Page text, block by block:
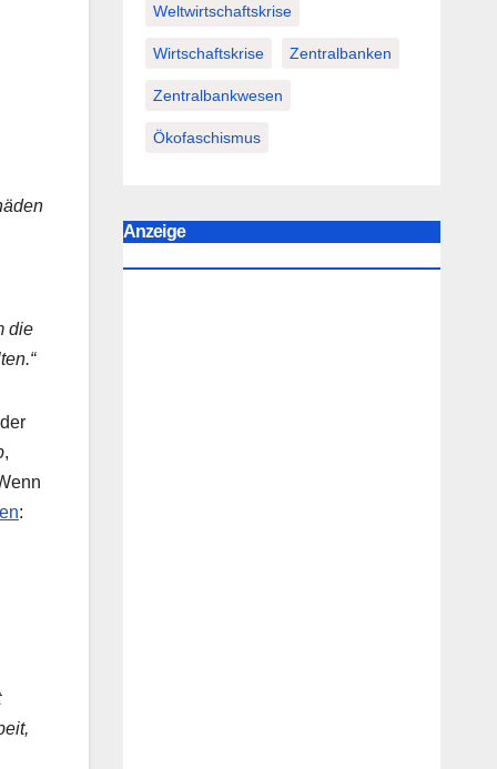
die
,
:
Weltwirtschaftskrise
Wirtschaftskrise Zentralbanken
Zentralbankwesen
Ökofaschismus
Anzeige